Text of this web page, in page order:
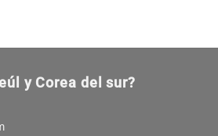
y Corea del sur?